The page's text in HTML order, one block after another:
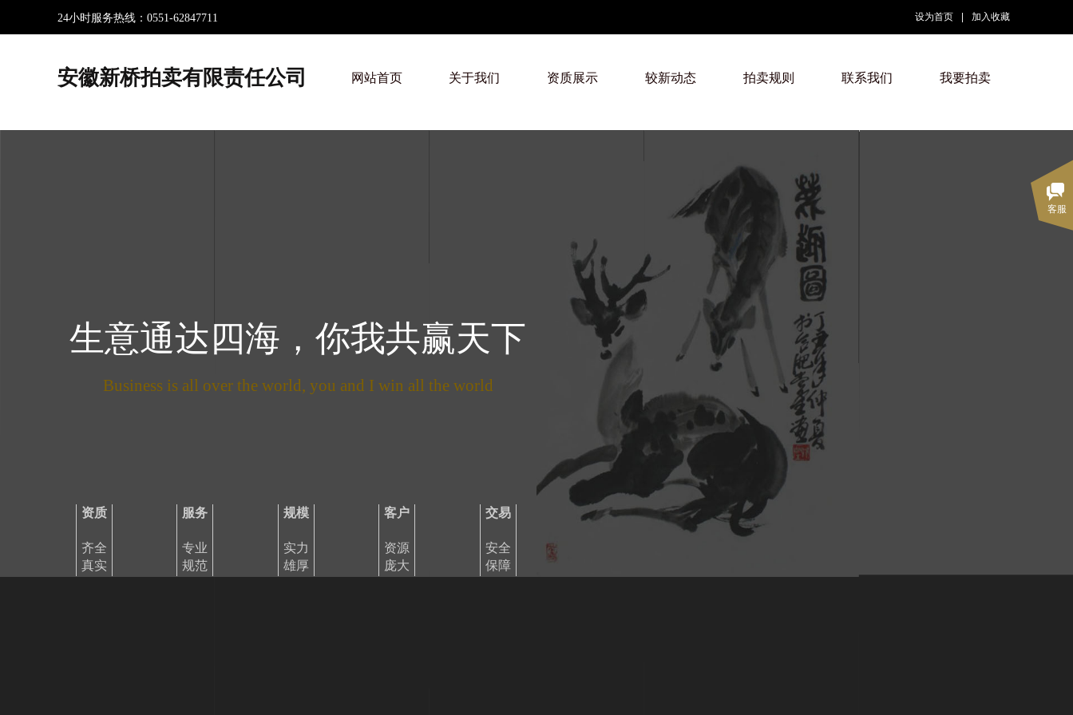
24小时服务热线： 0551-62847711 设为首页 加入收藏
网站首页 关于我们 资质展示 较新动态 拍卖规则 联系我们 我要拍卖
安徽新桥拍卖有限责任公司
生意通达四海，你我共赢天下
Business is all over the world, you and I win all the world
客户
资源
庞大
规模
实力
雄厚
资质
齐全
真实
服务
专业
规范
交易
安全
保障
客服